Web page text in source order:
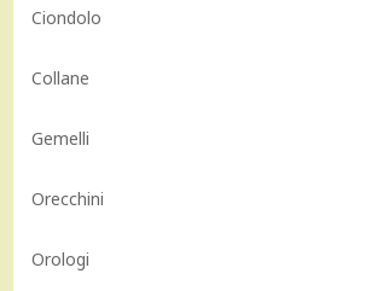
Ciondolo
Collane
Gemelli
Orecchini
Orologi